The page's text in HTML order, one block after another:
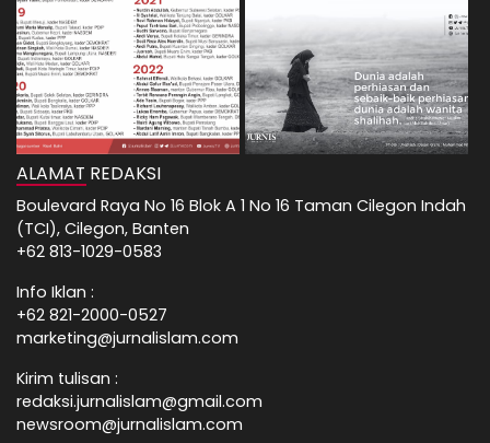
ALAMAT REDAKSI
Boulevard Raya No 16 Blok A 1 No 16 Taman Cilegon Indah
(TCI), Cilegon, Banten
+62 813-1029-0583
Info Iklan :
+62 821-2000-0527
marketing@jurnalislam.com
Kirim tulisan :
redaksi.jurnalislam@gmail.com
newsroom@jurnalislam.com